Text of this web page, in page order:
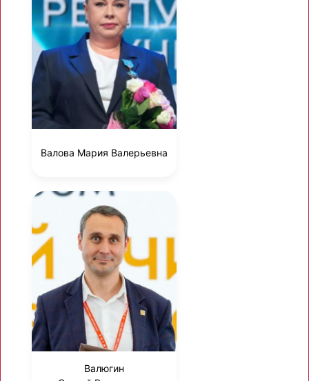
Валова Мария Валерьевна
Валюгин